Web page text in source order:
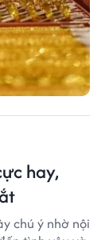
hay,
chú ý nhờ nội